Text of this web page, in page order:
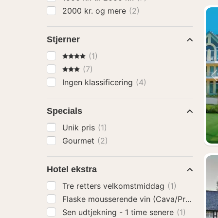
2000 kr. og mere (2)
Stjerner
4 Stjerner
(1)
3 Stjerner
(7)
Ingen klassificering (4)
Specials
Unik pris (1)
Gourmet (2)
Hotel ekstra
Tre retters velkomstmiddag (1)
Flaske mousserende vin (Cava/Prosecco)
Sen udtjekning - 1 time senere (1)